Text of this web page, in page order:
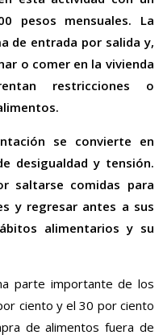
pesos mensuales. La
de entrada por salida y,
o comer en la vivienda
restricciones o
se convierte en
desigualdad y tensión.
saltarse comidas para
y regresar antes a sus
alimentarios y su
parte importante de los
ciento y el 30 por ciento
de alimentos fuera de